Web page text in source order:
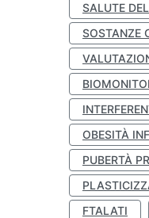
SALUTE
SOSTANZE
OBESITÀ
PUBERTÀ
FTALATI